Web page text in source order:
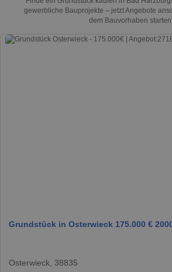
gewerbliche Bauprojekte – jetzt Angebote
dem Bauvorhaben starten.
Grundstück in Osterwieck 175.000 €
Osterwieck, 38835